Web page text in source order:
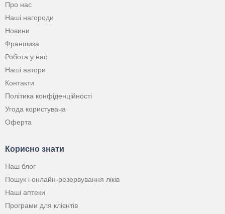
Про нас
Наші нагороди
Новини
Франшиза
Робота у нас
Наші автори
Контакти
Політика конфіденційності
Угода користувача
Оферта
Корисно знати
Наш блог
Пошук і онлайн-резервування ліків
Наші аптеки
Програми для клієнтів